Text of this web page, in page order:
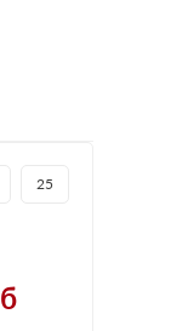
25